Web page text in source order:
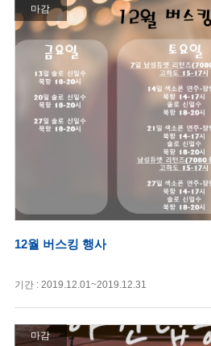
마감
12월 버스킹 행사
기간 : 2019.12.01~2019.12.31
마감